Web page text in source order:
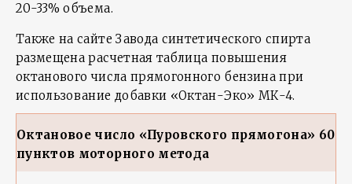
20-33% объема.
Также на сайте Завода синтетического спирта
размещена расчетная таблица повышения
октанового числа прямогонного бензина при
использование добавки «Октан-Эко» МК-4.
Октановое число «Пуровского прямогона» 60
пунктов моторного метода